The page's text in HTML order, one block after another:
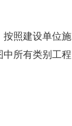
按照建设单位施
中所有类别工程